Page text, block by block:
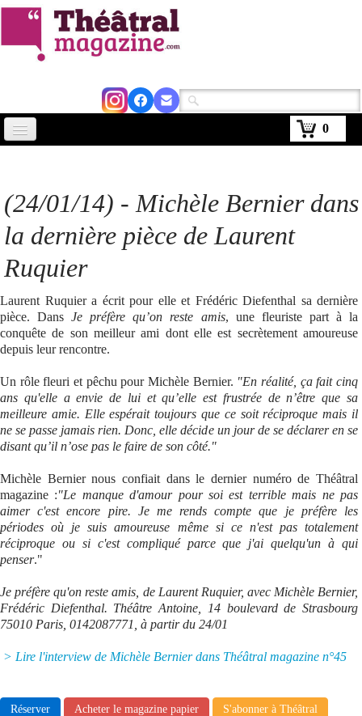
0
Agenda
Kiosque
Abonnement▼
Se connecter
(24/01/14) - Michèle Bernier dans
la dernière pièce de Laurent
Ruquier
Laurent Ruquier a écrit pour elle et Frédéric Diefenthal sa dernière
pièce. DansJe préfère qu’on reste amis, une fleuriste part à la
conquête de son meilleur ami dont elle est secrètement amoureuse
depuis leur rencontre.
Un rôle fleuri et pêchu pour Michèle Bernier. "En réalité, ça fait cinq
ans qu'elle a envie de lui et qu’elle est frustrée de n’être que sa
meilleure amie. Elle espérait toujours que ce soit réciproque mais il
ne se passe jamais rien. Donc, elle décide un jour de se déclarer en se
disant qu’il n’ose pas le faire de son côté."
Michèle Bernier nous confiait dans le dernier numéro de Théâtral
magazine :"Le manque d'amour pour soi est terrible mais ne pas
aimer c'est encore pire. Je me rends compte que je préfère les
périodes où je suis amoureuse même si ce n'est pas totalement
réciproque ou si c'est compliqué parce que j'ai quelqu'un à qui
penser."
Je préfère qu'on reste amis, de Laurent Ruquier, avec Michèle Bernier,
Frédéric Diefenthal. Théâtre Antoine, 14 boulevard de Strasbourg
75010 Paris, 0142087771, à partir du 24/01
> Lire l'interview de Michèle Bernier dans Théâtral magazine n°45
Réserver Acheter le magazine papier S'abonner à Théâtral